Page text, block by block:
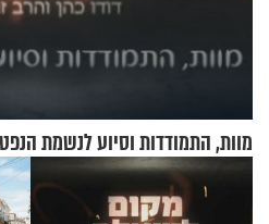
מוות, התמודדות וסיוע לנשמת